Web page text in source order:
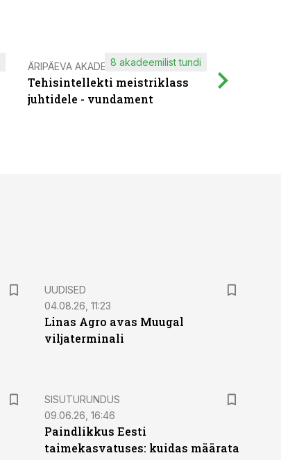
ÄRIPÄEVA AKADEEMIA
Tehisintellekti meistriklass
juhtidele - vundament
8 akadeemilist tundi
UUDISED
04.08.26, 11:23
Linas Agro avas Muugal
viljaterminali
ST
SISUTURUNDUS
09.06.26, 16:46
Paindlikkus Eesti
taimekasvatuses: kuidas määrata